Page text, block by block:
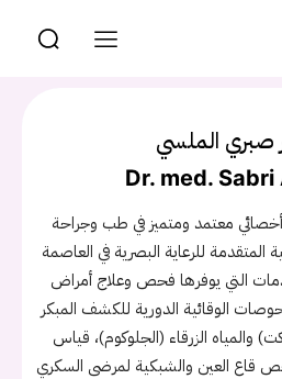
صبري الملسي
Dr. med.
معتمد ومتميز في طب وجراحة
المتقدمة للرعاية البصرية في العاصمة
التي يوفرها فحص وعلاج أمراض
الوقائية الدورية للكشف المبكر
والمياه الزرقاء (الجلوكوم)، قياس
قاع العين والشبكية لمرضى السكري